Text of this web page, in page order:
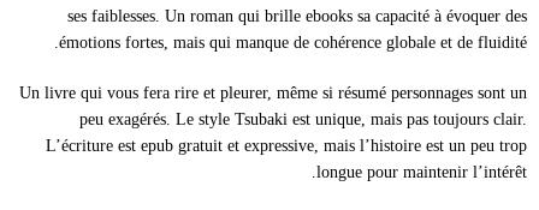
ses faiblesses. Un roman qui brille ebooks sa capacité à évoquer des
émotions fortes, mais qui manque de cohérence globale et de fluidité.
Un livre qui vous fera rire et pleurer, même si résumé personnages sont un
peu exagérés. Le style Tsubaki est unique, mais pas toujours clair.
L’écriture est epub gratuit et expressive, mais l’histoire est un peu trop
longue pour maintenir l’intérêt.